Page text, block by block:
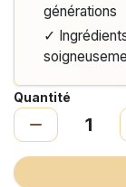
générations
✓
Quantité